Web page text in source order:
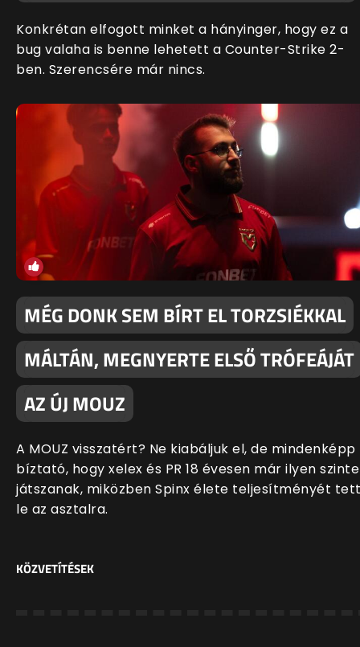
Konkrétan elfogott minket a hányinger, hogy ez a
bug valaha is benne lehetett a Counter-Strike 2-
ben. Szerencsére már nincs.
MÉG DONK SEM BÍRT EL TORZSIÉKKAL
MÁLTÁN, MEGNYERTE ELSŐ TRÓFEÁJÁT
AZ ÚJ MOUZ
A MOUZ visszatért? Ne kiabáljuk el, de mindenképp
bíztató, hogy xelex és PR 18 évesen már ilyen
játszanak, miközben Spinx élete teljesítményét
le az asztalra.
KÖZVETÍTÉSEK